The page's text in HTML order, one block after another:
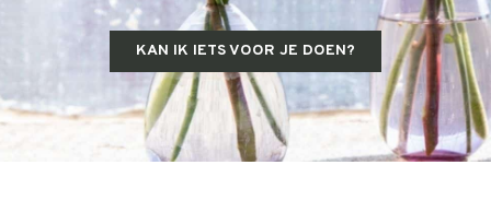
KAN IK IETS VOOR JE DOEN?